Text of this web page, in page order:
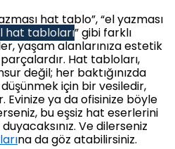
hat tablo”, “el yazması
hat tabloları” gibi farklı
yaşam alanlarınıza estetik
Hat tabloları,
değil; her baktığınızda
için bir vesiledir,
Evinize ya da ofisinize böyle
bu eşsiz hat eserlerini
Ve dilerseniz
na da göz atabilirsiniz.